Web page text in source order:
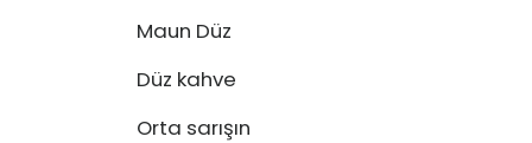
Maun Düz
Düz kahve
Orta sarışın